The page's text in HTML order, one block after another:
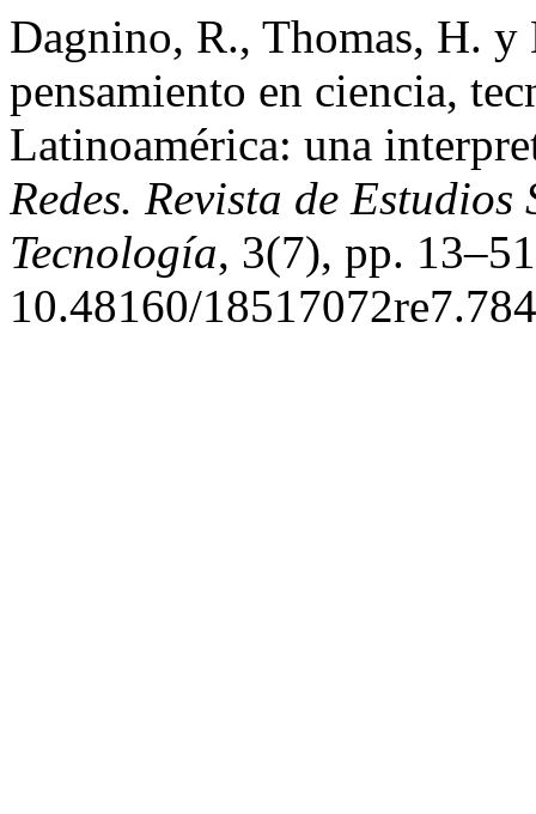
Dagnino, R., Thomas, H.
pensamiento en ciencia,
Latinoamérica: una
Redes. Revista de
Tecnología, 3(7), pp.
10.48160/